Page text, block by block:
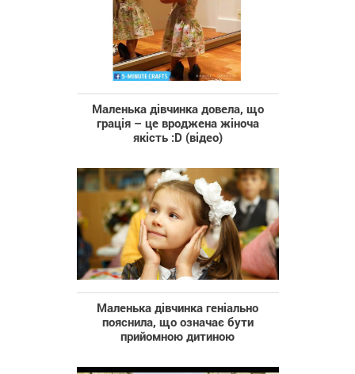
Маленька дівчинка довела, що
грація – це вроджена жіноча
якість :D (відео)
Маленька дівчинка геніально
пояснила, що означає бути
прийомною дитиною